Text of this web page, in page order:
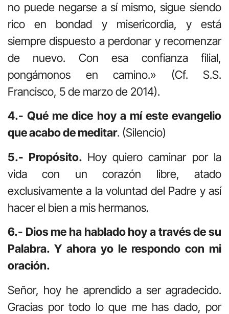
no puede negarse a sí mismo, sigue siendo
rico en bondad y misericordia, y está
siempre dispuesto a perdonar y recomenzar
de nuevo. Con esa confianza filial,
pongámonos en camino.» (Cf. S.S.
Francisco, 5 de marzo de 2014).
4.- Qué me dice hoy a mí este evangelio
que acabo de meditar. (Silencio)
5.- Propósito. Hoy quiero caminar por la
vida con un corazón libre, atado
exclusivamente a la voluntad del Padre y así
hacer el bien a mis hermanos.
6.- Dios me ha hablado hoy a través de su
Palabra. Y ahora yo le respondo con mi
oración.
Señor, hoy he aprendido a ser agradecido.
Gracias por todo lo que me has dado, por